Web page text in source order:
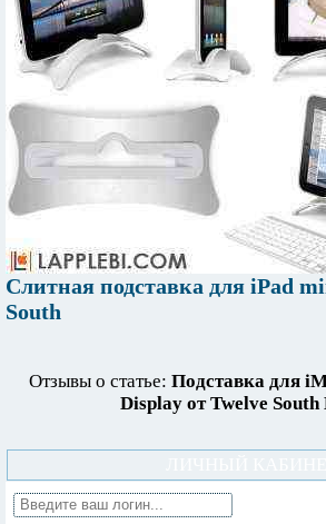
Слитная подставка для iPad
South
Отзывы о статье: Подставка для
Display от Twelve South